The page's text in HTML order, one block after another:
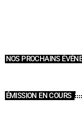
NOS PROCHAINS
ÉMISSION EN COURS